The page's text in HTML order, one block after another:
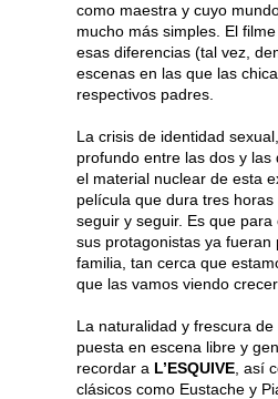
como maestra y cuyo
mucho más simples. El
esas diferencias (tal vez,
escenas en las que las
respectivos padres.
La crisis de identidad
profundo entre las dos y las
el material nuclear de esta
película que dura tres
seguir y seguir. Es que
sus protagonistas ya fueran
familia, tan cerca que
que las vamos viendo
La naturalidad y frescura de
puesta en escena libre y
recordar a L’ESQUIVE , así
clásicos como Eustache y